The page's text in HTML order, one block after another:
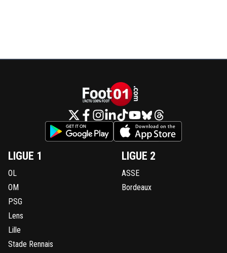
LIGUE 1
OL
OM
PSG
Lens
Lille
Stade Rennais
LIGUE 2
ASSE
Bordeaux